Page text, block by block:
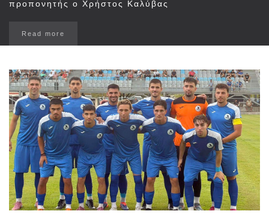
προπονητής ο Χρήστος Καλύβας
Read more